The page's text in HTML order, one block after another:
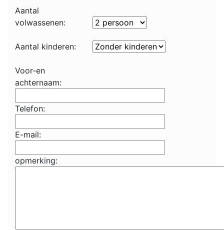
Aantal
volwassenen:
Aantal kinderen:
Voor-en
achternaam:
Telefon:
E-mail:
opmerking: